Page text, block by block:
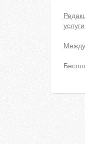
услуги